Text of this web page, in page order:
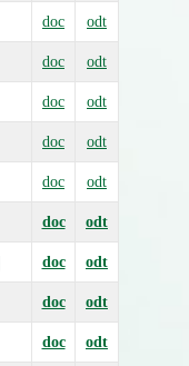
doc odt
doc odt
doc odt
doc odt
doc odt
doc odt
doc odt
doc odt
doc odt